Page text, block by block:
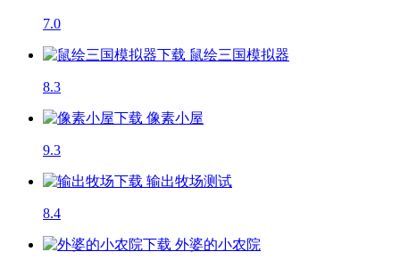
7.0
鼠绘三国模拟器
8.3
像素小屋
9.3
输出牧场测试
8.4
外婆的小农院